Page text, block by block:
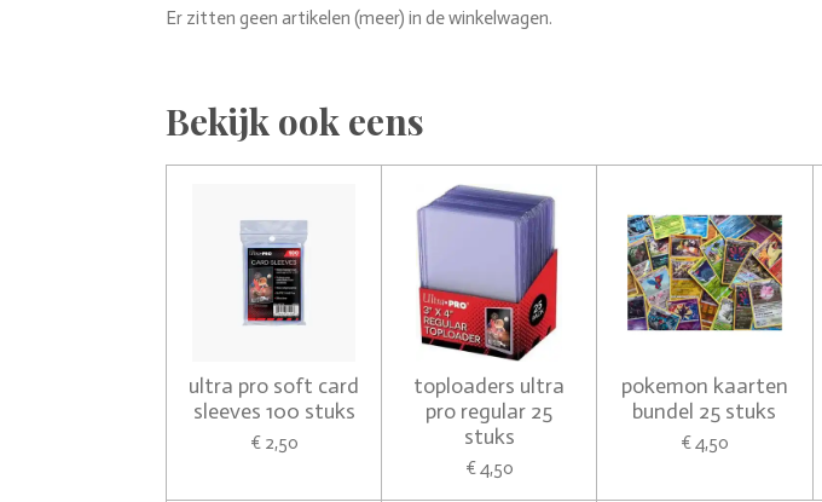
Er zitten geen artikelen (meer) in de winkelwagen.
Bekijk ook eens
ultra pro soft card
sleeves 100 stuks
€ 2,50
toploaders ultra
pro regular 25
stuks
€ 4,50
pokemon kaarten
bundel 25 stuks
€ 4,50